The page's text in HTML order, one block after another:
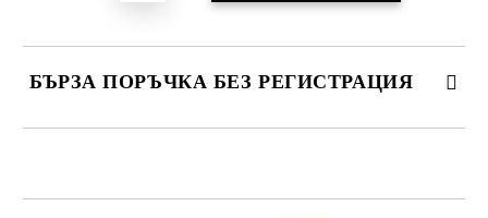
БЪРЗА ПОРЪЧКА БЕЗ РЕГИСТРАЦИЯ